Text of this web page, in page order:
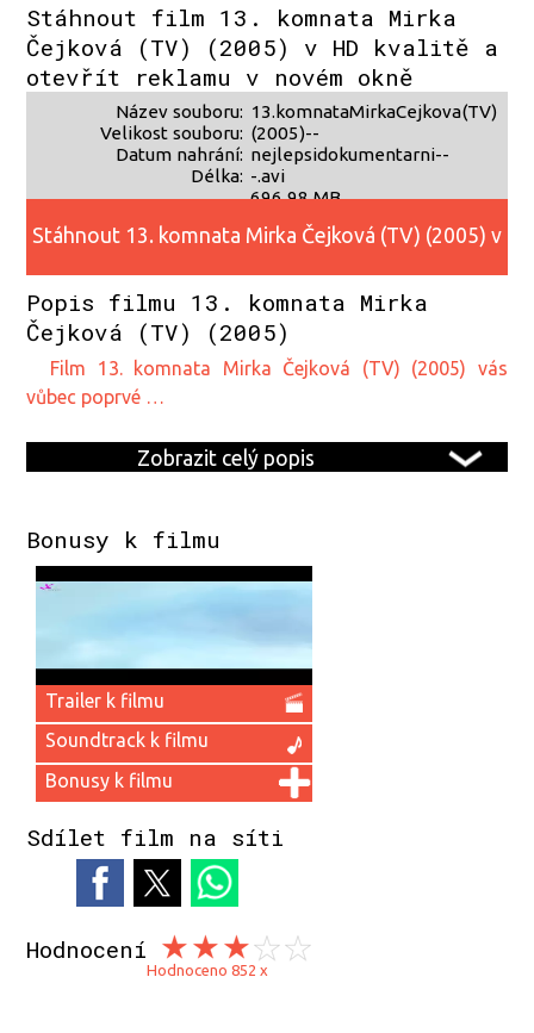
Stáhnout film 13. komnata Mirka
Čejková (TV) (2005) v HD kvalitě a
otevřít reklamu v novém okně
Název souboru:
Velikost souboru:
Datum nahrání:
Délka:
13.komnataMirkaCejkova(TV)
(2005)--
nejlepsidokumentarni--
-.avi
696,98 MB
?
Stáhnout 13. komnata Mirka Čejková (TV) (2005) v
HD kvalitě
Popis filmu 13. komnata Mirka
Čejková (TV) (2005)
film 13. komnata Mirka Čejková (TV) (2005) vás
vůbec poprvé …
Zobrazit celý popis
Bonusy k filmu
Trailer k filmu
Soundtrack k filmu
Bonusy k filmu
Sdílet film na síti
Hodnocení
Hodnoceno 852 x